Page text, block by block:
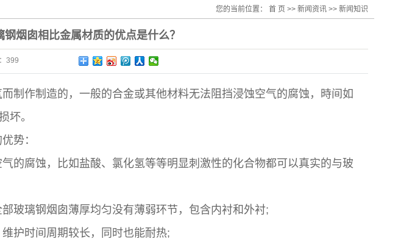
您的当前位置： 首 页 >> 新闻资讯 >> 新闻知识
钢烟囱相比金属材质的优点是什么？
399
制作制造的，一般的合金或其他材料无法阻挡浸蚀空气的腐蚀，時间如
坏。
势：
的腐蚀，比如盐酸、氯化氢等等明显刺激性的化合物都可以真实的与玻
玻璃钢烟囱薄厚均匀没有薄弱环节，包含内衬和外衬;
护时间周期较长，同时也能耐热;